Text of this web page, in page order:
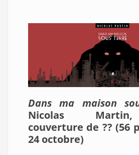
Dans ma maison
Nicolas
couverture de ?? (56
24 octobre)